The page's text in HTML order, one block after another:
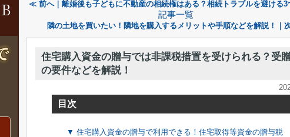
≪ 前へ｜離婚後も子どもに不動産の相続権はある？相続トラブルを避ける3
記事一覧
隣の土地を買いたい！隣地を購入するメリットや手順などを解説！｜
住宅購入資金の贈与では非課税措置を受けられる？受
の要件などを解説！
目次
▼ 住宅購入資金の贈与で利用できる！住宅取得等資金の贈与税